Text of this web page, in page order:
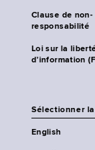
Clause de non-
responsabilité
Loi sur la
d’information
Sélectionner
English